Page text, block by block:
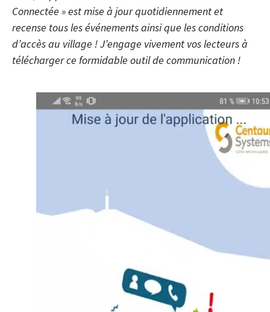
Connectée » est mise à jour quotidiennement et
recense tous les événements ainsi que les conditions
d’accès au village ! J’engage vivement vos lecteurs à
télécharger ce formidable outil de communication !